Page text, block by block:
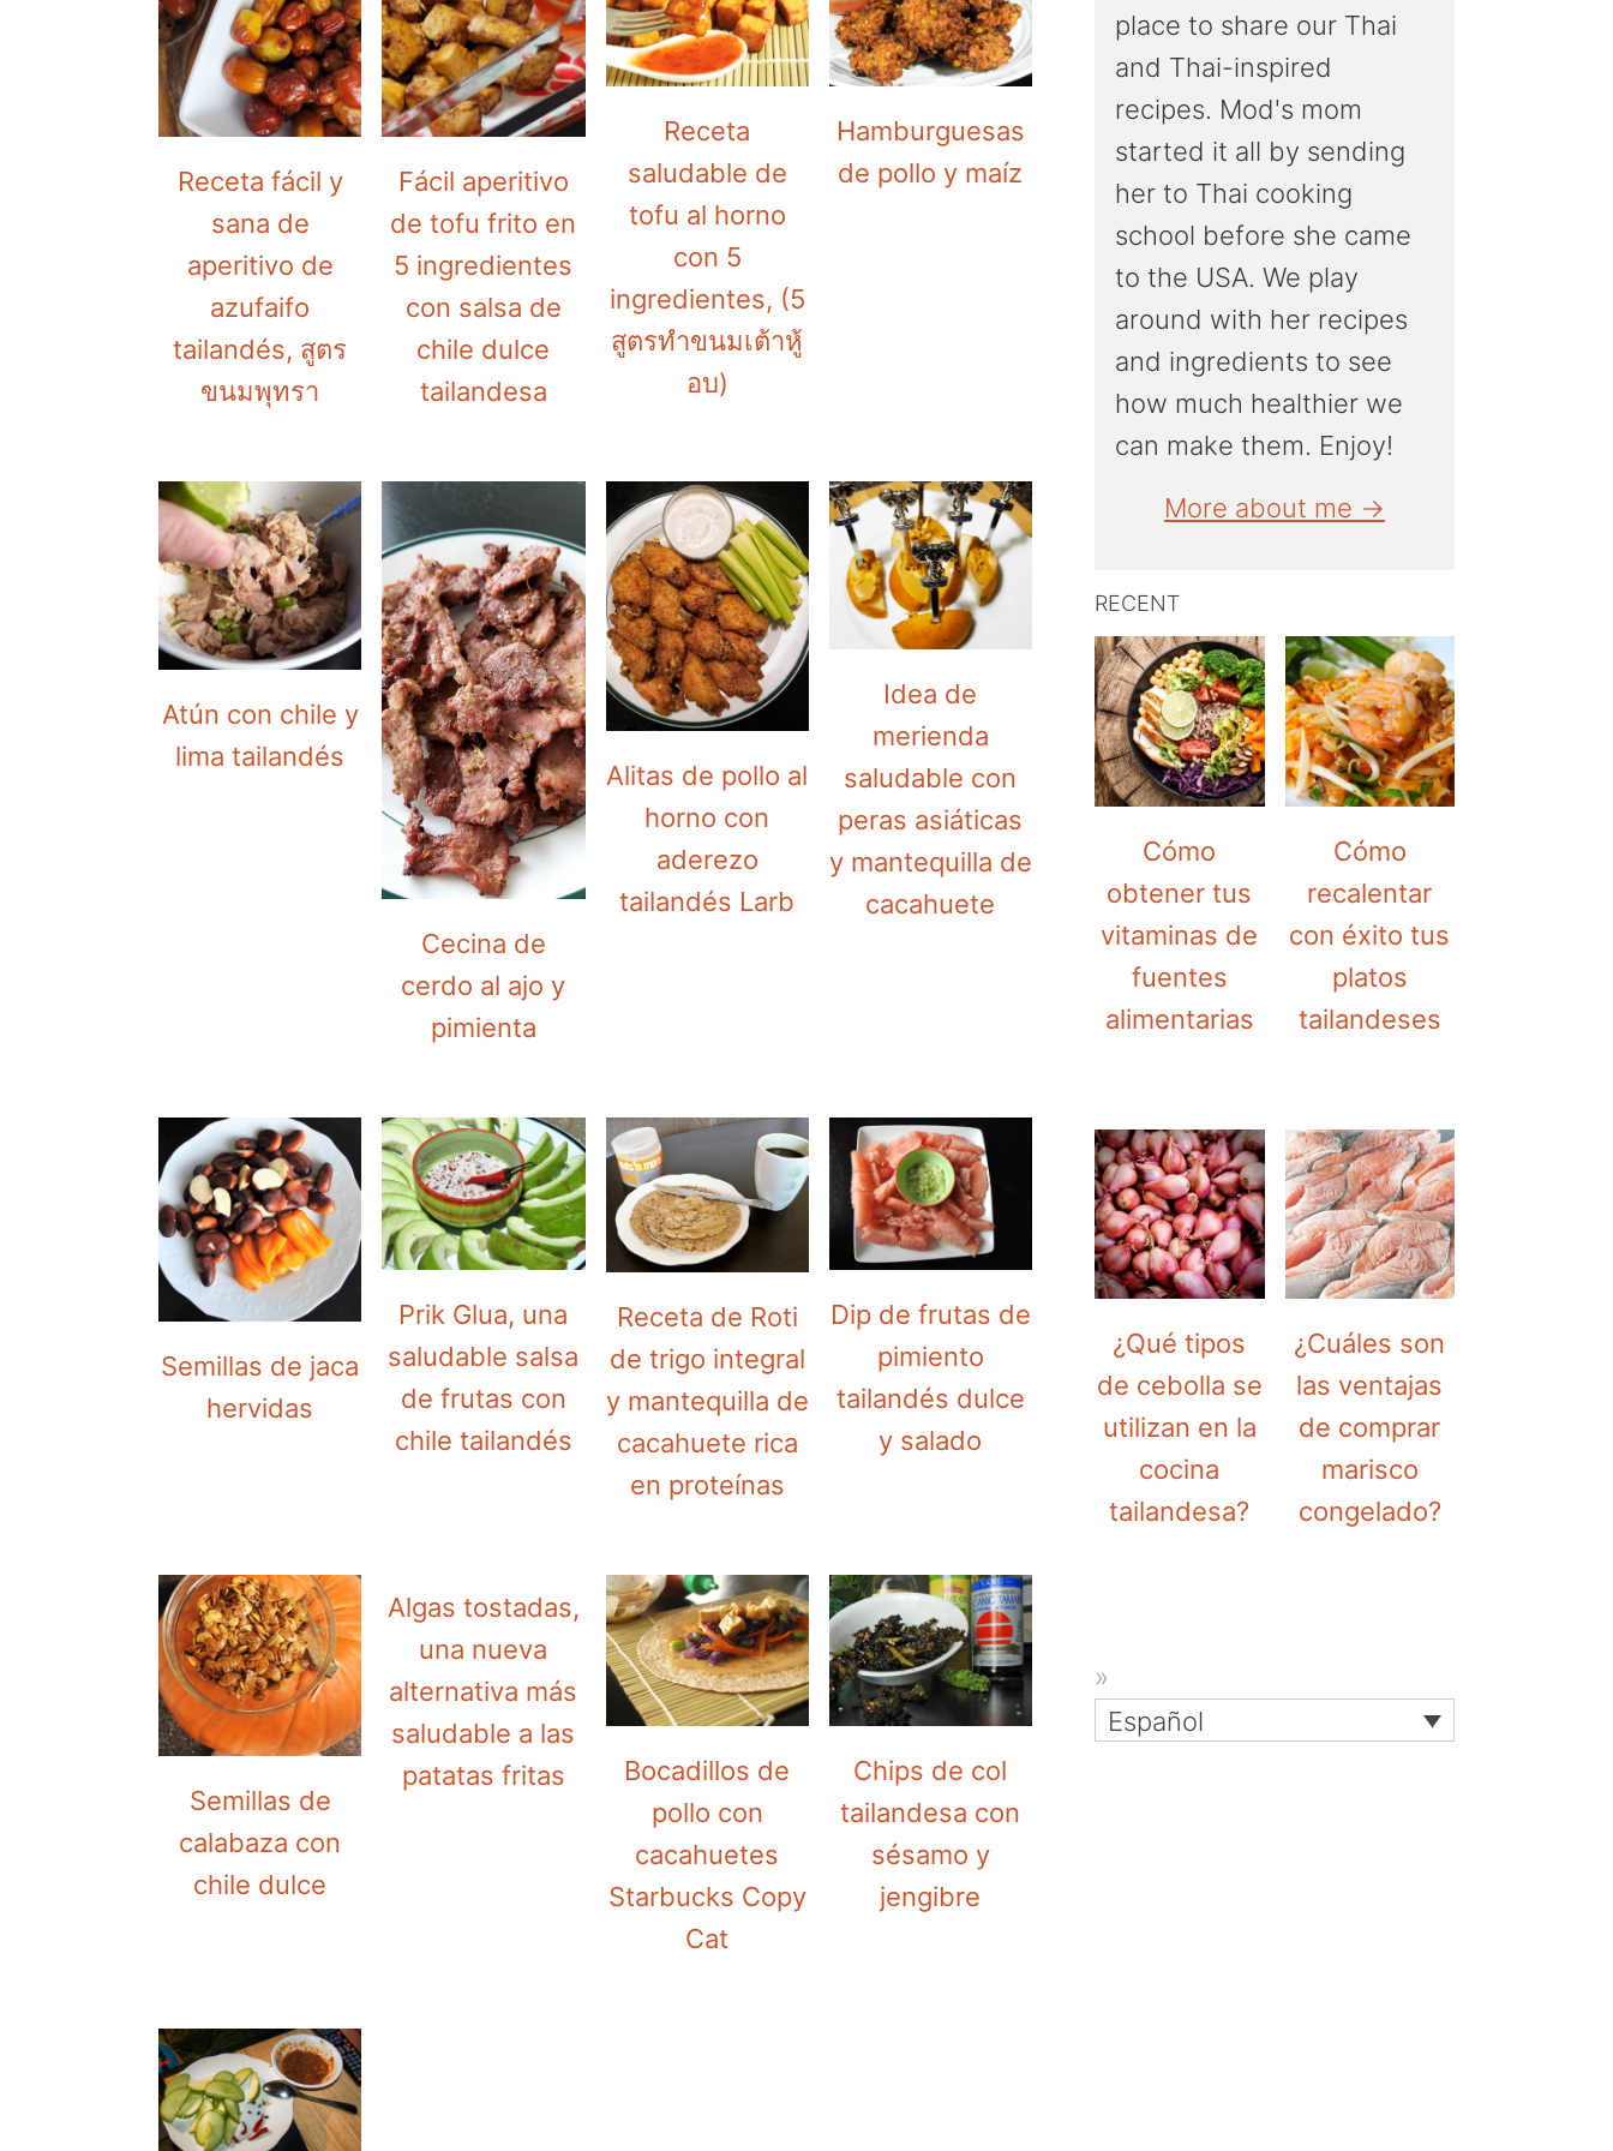
a
v
i
g
n
e
n
t
i
d
e
b
Receta fácil y
sana de
aperitivo de
azufaifo
tailandés, สูตร
ขนมพุทรา
Fácil aperitivo
de tofu frito en
5 ingredientes
con salsa de
chile dulce
tailandesa
Receta
saludable de
tofu al horno
con 5
ingredientes, (5
สูตรทำขนมเต้าหู้
อบ)
Hamburguesas
de pollo y maíz
Atún con chile y
lima tailandés
Cecina de
cerdo al ajo y
pimienta
Alitas de pollo al
horno con
aderezo
tailandés Larb
Idea de
merienda
saludable con
peras asiáticas
y mantequilla de
cacahuete
Semillas de jaca
hervidas
Prik Glua, una
saludable salsa
de frutas con
chile tailandés
Receta de Roti
de trigo integral
y mantequilla de
cacahuete rica
en proteínas
Dip de frutas de
pimiento
tailandés dulce
y salado
Semillas de
calabaza con
chile dulce
Algas tostadas,
una nueva
alternativa más
saludable a las
patatas fritas
Bocadillos de
pollo con
cacahuetes
Starbucks Copy
Cat
Chips de col
tailandesa con
sésamo y
jengibre
place to share our Thai
and Thai-inspired
recipes. Mod's mom
started it all by sending
her to Thai cooking
school before she came
to the USA. We play
around with her recipes
and ingredients to see
how much healthier we
can make them. Enjoy!
More about me →
RECENT
Cómo
obtener tus
vitaminas de
fuentes
alimentarias
Cómo
recalentar
con éxito tus
platos
tailandeses
¿Qué tipos
de cebolla se
utilizan en la
cocina
tailandesa?
¿Cuáles son
las ventajas
de comprar
marisco
congelado?
Español